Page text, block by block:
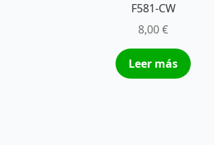
F581-CW
8,00€
Leer más